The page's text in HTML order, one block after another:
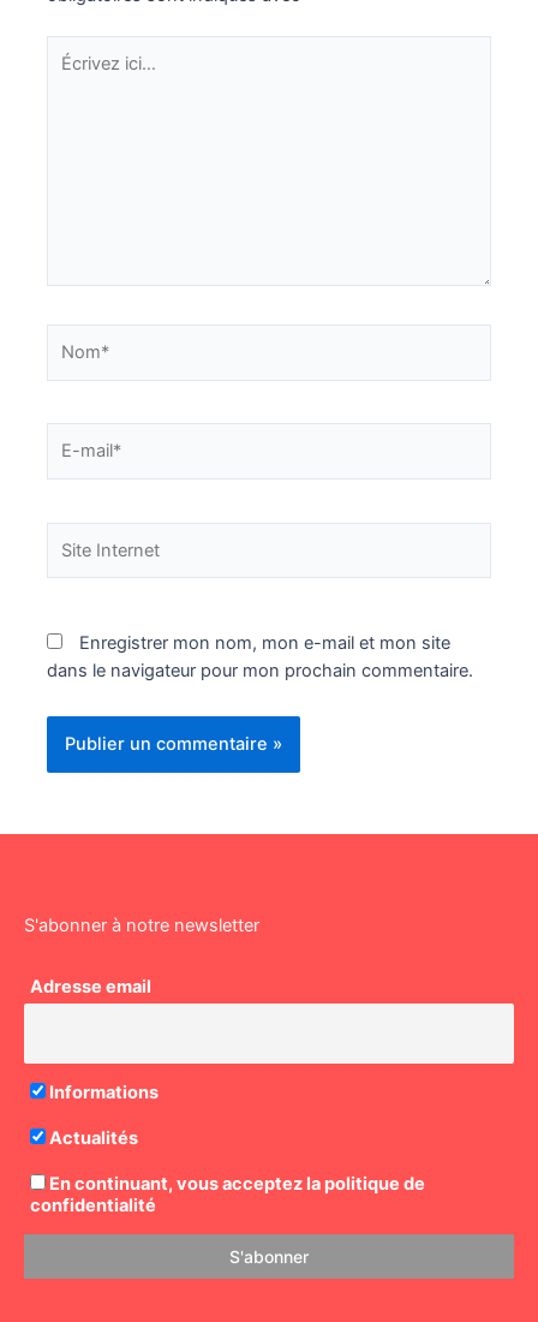
Écrivez
ici…
mail*
Internet
Enregistrer mon nom, mon e-mail et mon site
dans le navigateur pour mon prochain commentaire.
S'abonner à notre newsletter
Adresse email
Informations
Actualités
En continuant, vous acceptez la politique de
confidentialité